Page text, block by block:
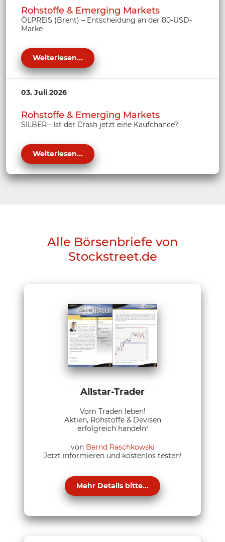
Rohstoffe & Emerging Markets
ÖLPREIS (Brent) – Entscheidung an der 80-USD-
Marke
Weiterlesen...
03. Juli 2026
Rohstoffe & Emerging Markets
SILBER - Ist der Crash jetzt eine Kaufchance?
Weiterlesen...
Alle Börsenbriefe von
Stockstreet.de
Allstar-Trader
Vom Traden leben!
Aktien, Rohstoffe & Devisen
erfolgreich handeln!
von Bernd Raschkowski
Jetzt informieren und kostenlos testen!
Mehr Details bitte...